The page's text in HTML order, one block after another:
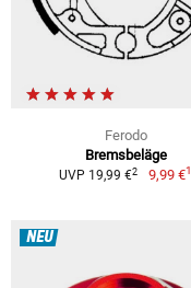
Ferodo
Bremsbeläge
UVP 19,99 €2 9,99 €1
NEU